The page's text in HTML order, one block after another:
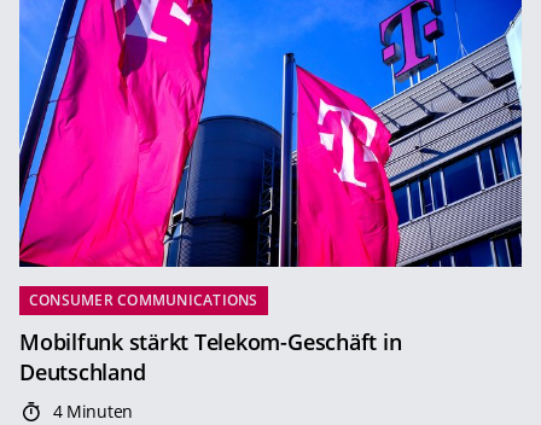
CONSUMER COMMUNICATIONS
Mobilfunk stärkt Telekom-Geschäft in
Deutschland
4 Minuten